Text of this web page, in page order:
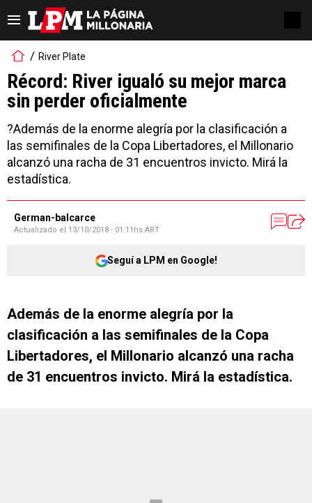
River Plate
Récord: River igualó su mejor marca
sin perder oficialmente
?Además de la enorme alegría por la clasificación a
las semifinales de la Copa Libertadores, el Millonario
alcanzó una racha de 31 encuentros invicto. Mirá la
estadística.
German-balcarce
Actualizado el 13/10/2018 - 01:11hs ART
Seguí a LPM en Google!
Además de la enorme alegría por la
clasificación a las semifinales de la Copa
Libertadores, el Millonario alcanzó una racha
de 31 encuentros invicto. Mirá la estadística.